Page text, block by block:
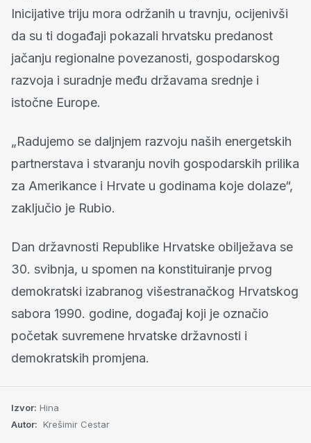
Inicijative triju mora održanih u travnju, ocijenivši
da su ti događaji pokazali hrvatsku predanost
jačanju regionalne povezanosti, gospodarskog
razvoja i suradnje među državama srednje i
istočne Europe.
„Radujemo se daljnjem razvoju naših energetskih
partnerstava i stvaranju novih gospodarskih prilika
za Amerikance i Hrvate u godinama koje dolaze“,
zaključio je Rubio.
Dan državnosti Republike Hrvatske obilježava se
30. svibnja, u spomen na konstituiranje prvog
demokratski izabranog višestranačkog Hrvatskog
sabora 1990. godine, događaj koji je označio
početak suvremene hrvatske državnosti i
demokratskih promjena.
Izvor: Hina
Autor: Krešimir Cestar